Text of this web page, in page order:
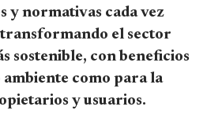
y normativas cada vez
transformando el sector
sostenible, con beneficios
como para la
y usuarios.